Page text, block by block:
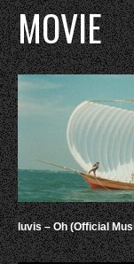
MOVIE
luvis – Oh (Official